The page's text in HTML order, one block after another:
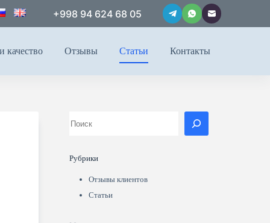
+998 94 624 68 05
качество Отзывы Статьи Контакты
Рубрики
Отзывы клиентов
Статьи